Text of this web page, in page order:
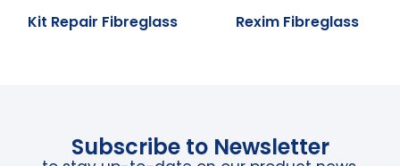
Kit Repair Fibreglass Rexim Fibreglass
Subscribe to Newsletter